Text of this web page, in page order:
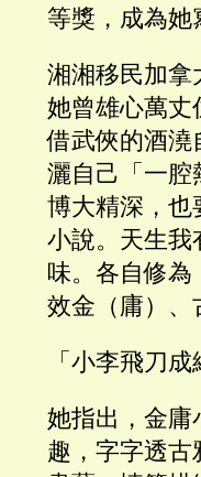
等獎，成為她
湘湘移民加拿
她曾雄心萬丈
借武俠的酒澆
灑自己「一腔
博大精深，也
小說。天生我
味。各自修
效金（庸）、
「小李飛刀
她指出，金庸
趣，字字透